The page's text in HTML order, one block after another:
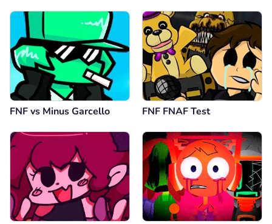
FNF vs Minus Garcello FNF FNAF Test